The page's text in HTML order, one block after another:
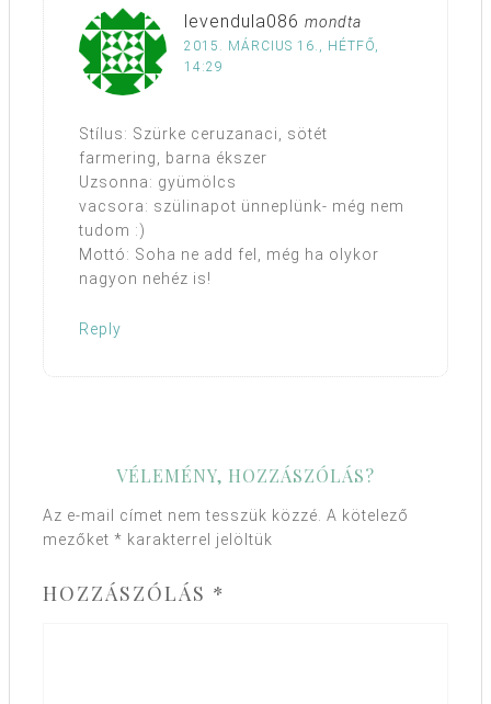
levendula086 mondta
2015. MÁRCIUS 16., HÉTFŐ,
14:29
Stílus: Szürke ceruzanaci, sötét
farmering, barna ékszer
Uzsonna: gyümölcs
vacsora: szülinapot ünneplünk- még nem
tudom :)
Mottó: Soha ne add fel, még ha olykor
nagyon nehéz is!
Reply
VÉLEMÉNY, HOZZÁSZÓLÁS?
Az e-mail címet nem tesszük közzé. A kötelező
mezőket * karakterrel jelöltük
HOZZÁSZÓLÁS *